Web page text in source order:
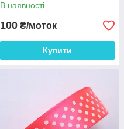
В наявності
100 ₴/моток
Купити